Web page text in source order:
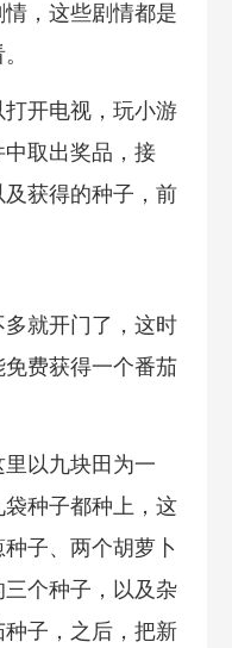
，这些剧情都是
开电视，玩小游
取出奖品，接
获得的种子，前
就开门了，这时
费获得一个番茄
以九块田为一
种子都种上，这
子、两个胡萝卜
个种子，以及杂
子，之后，把新